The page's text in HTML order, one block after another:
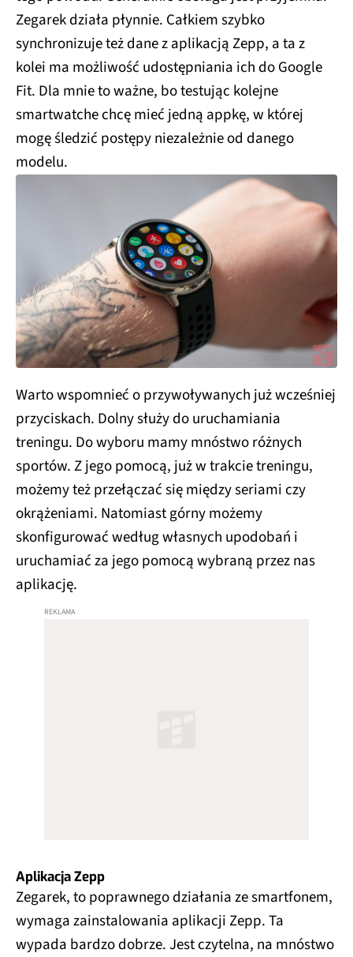
Zegarek działa płynnie. Całkiem szybko
synchronizuje też dane z aplikacją Zepp, a ta z
kolei ma możliwość udostępniania ich do Google
Fit. Dla mnie to ważne, bo testując kolejne
smartwatche chcę mieć jedną appkę, w której
mogę śledzić postępy niezależnie od danego
modelu.
Warto wspomnieć o przywoływanych już wcześniej
przyciskach. Dolny służy do uruchamiania
treningu. Do wyboru mamy mnóstwo różnych
sportów. Z jego pomocą, już w trakcie treningu,
możemy też przełączać się między seriami czy
okrążeniami. Natomiast górny możemy
skonfigurować według własnych upodobań i
uruchamiać za jego pomocą wybraną przez nas
aplikację.
Aplikacja Zepp
Zegarek, to poprawnego działania ze smartfonem,
wymaga zainstalowania aplikacji Zepp. Ta
wypada bardzo dobrze. Jest czytelna, na mnóstwo